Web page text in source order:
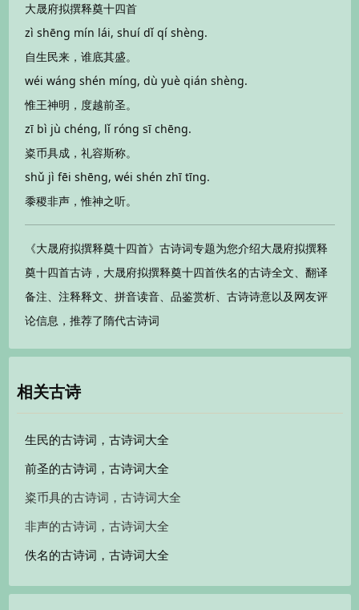
大晟府拟撰释奠十四首
zì shēng mín lái, shuí dǐ qí shèng.
自生民来，谁底其盛。
wéi wáng shén míng, dù yuè qián shèng.
惟王神明，度越前圣。
zī bì jù chéng, lǐ róng sī chēng.
粢币具成，礼容斯称。
shǔ jì fēi shēng, wéi shén zhī tīng.
黍稷非声，惟神之听。
《大晟府拟撰释奠十四首》古诗词专题为您介绍大晟府拟撰释
奠十四首古诗，大晟府拟撰释奠十四首佚名的古诗全文、翻译
备注、注释释文、拼音读音、品鉴赏析、古诗诗意以及网友评
论信息，推荐了隋代古诗词
相关古诗
生民的古诗词，古诗词大全
前圣的古诗词，古诗词大全
粢币具的古诗词，古诗词大全
非声的古诗词，古诗词大全
佚名的古诗词，古诗词大全